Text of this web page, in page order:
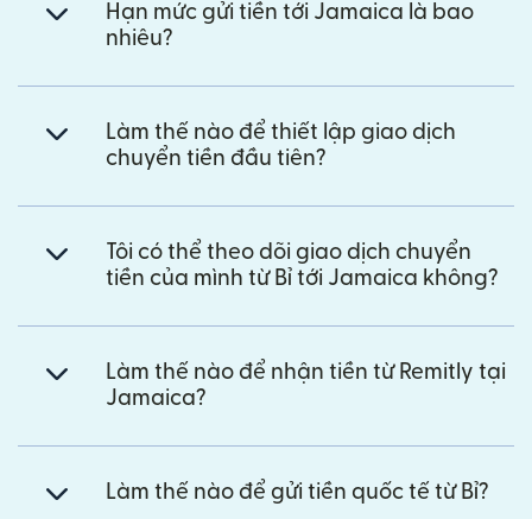
Hạn mức gửi tiền tới Jamaica là bao
nhiêu?
Làm thế nào để thiết lập giao dịch
chuyển tiền đầu tiên?
Tôi có thể theo dõi giao dịch chuyển
tiền của mình từ Bỉ tới Jamaica không?
Làm thế nào để nhận tiền từ Remitly tại
Jamaica?
Làm thế nào để gửi tiền quốc tế từ Bỉ?